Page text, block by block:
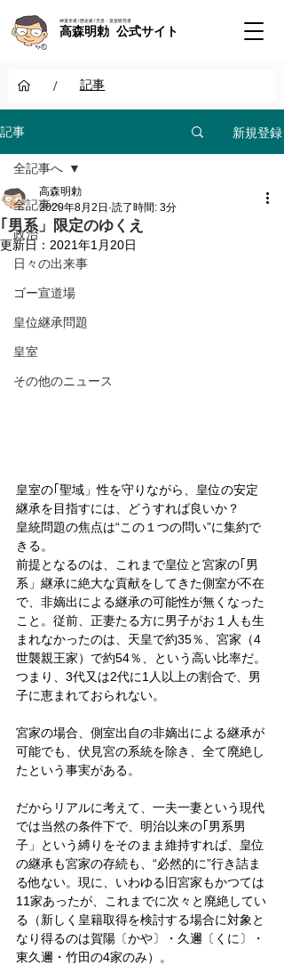
神道学者 / 歴史家 / 天皇・皇室研究者
高森明勅 公式サイト
/ 記事
記事 新規登録
全記事へ
政治
日々の出来事
ゴー宣道場
皇位継承問題
皇室
その他のニュース
全記事へ
｢男系」限定のゆくえ
高森明勅
2020年8月2日 読了時間: 3分
更新日： 2021年1月20日
皇室の｢聖域」性を守りながら、皇位の安定
継承を目指すには、どうすれば良いか？
皇統問題の焦点は“この１つの問い”に集約で
きる。
前提となるのは、これまで皇位と宮家の｢男
系」継承に絶大な貢献をしてきた側室が不在
で、非嫡出による継承の可能性が無くなった
こと。従前、正妻たる方に男子がお１人も生
まれなかったのは、天皇で約35％、宮家（4
世襲親王家）で約54％、という高い比率だ。
つまり、3代又は2代に1人以上の割合で、男
子に恵まれておられない。
宮家の場合、側室出自の非嫡出による継承が
可能でも、伏見宮の系統を除き、全て廃絶し
たという事実がある。
だからリアルに考えて、一夫一妻という現代
では当然の条件下で、明治以来の｢男系男
子」という縛りをそのまま維持すれば、皇位
の継承も宮家の存続も、“必然的に”行き詰ま
る他ない。現に、いわゆる旧宮家もかつては
11家あったが、これまでに次々と廃絶してい
る（新しく皇籍取得を検討する場合に対象と
なり得るのは賀陽〔かや〕・久邇〔くに〕・
東久邇・竹田の4家のみ）。